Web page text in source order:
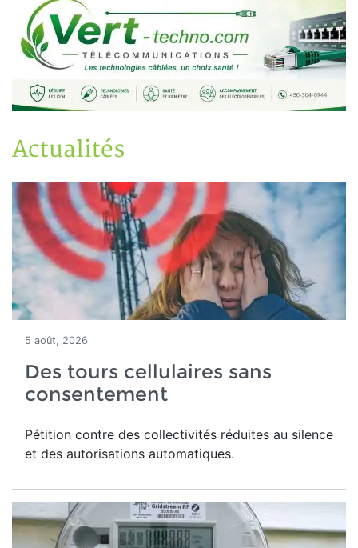
Actualités
5 août, 2026
Des tours cellulaires sans
consentement
Pétition contre des collectivités réduites au silence
et des autorisations automatiques.